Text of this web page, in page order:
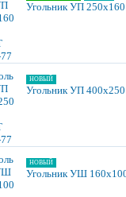
Угольник УП
НОВЫЙ
Угольник УП
НОВЫЙ
Угольник УШ